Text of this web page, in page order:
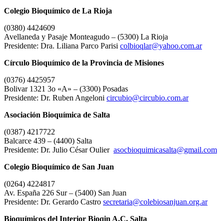
Colegio Bioquímico de La Rioja
(0380) 4424609
Avellaneda y Pasaje Monteagudo – (5300) La Rioja
Presidente: Dra. Liliana Parco Parisi colbioqlar@yahoo.com.ar
Círculo Bioquímico de la Provincia de Misiones
(0376) 4425957
Bolivar 1321 3o «A» – (3300) Posadas
Presidente: Dr. Ruben Angeloni circubio@circubio.com.ar
Asociación Bioquímica de Salta
(0387) 4217722
Balcarce 439 – (4400) Salta
Presidente: Dr. Julio César Oulier asocbioquimicasalta@gmail.com
Colegio Bioquímico de San Juan
(0264) 4224817
Av. España 226 Sur – (5400) San Juan
Presidente: Dr. Gerardo Castro secretaria@colebiosanjuan.org.ar
Bioquímicos del Interior Bioqin A.C. Salta